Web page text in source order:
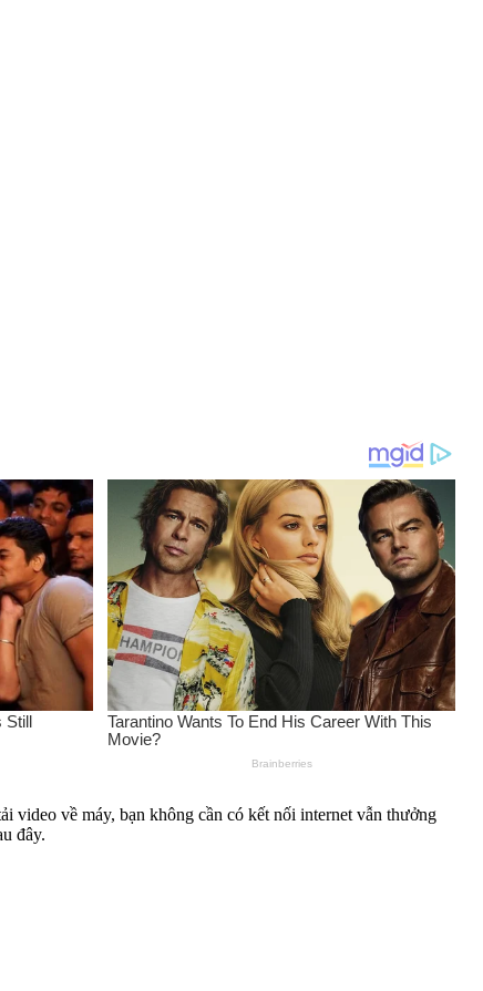
video về máy, bạn không cần có kết nối internet vẫn thưởng
đây.